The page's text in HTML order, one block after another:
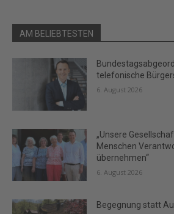
AM BELIEBTESTEN
telefonische
6. August 2026
„Unsere
Menschen
übernehmen“
6. August 2026
Begegnung statt